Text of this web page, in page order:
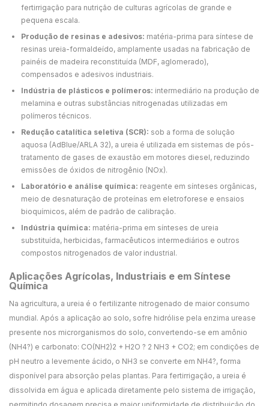
fertirrigação para nutrição de culturas agrícolas de grande e
pequena escala.
Produção de resinas e adesivos: matéria-prima para síntese de
resinas ureia-formaldeído, amplamente usadas na fabricação de
painéis de madeira reconstituída (MDF, aglomerado),
compensados e adesivos industriais.
Indústria de plásticos e polímeros: intermediário na produção de
melamina e outras substâncias nitrogenadas utilizadas em
polímeros técnicos.
Redução catalítica seletiva (SCR): sob a forma de solução
aquosa (AdBlue/ARLA 32), a ureia é utilizada em sistemas de pós-
tratamento de gases de exaustão em motores diesel, reduzindo
emissões de óxidos de nitrogênio (NOx).
Laboratório e análise química: reagente em sínteses orgânicas,
meio de desnaturação de proteínas em eletroforese e ensaios
bioquímicos, além de padrão de calibração.
Indústria química: matéria-prima em sínteses de ureia
substituída, herbicidas, farmacêuticos intermediários e outros
compostos nitrogenados de valor industrial.
Aplicações Agrícolas, Industriais e em Síntese
Química
Na agricultura, a ureia é o fertilizante nitrogenado de maior consumo
mundial. Após a aplicação ao solo, sofre hidrólise pela enzima urease
presente nos microrganismos do solo, convertendo-se em amônio
(NH4?) e carbonato: CO(NH2)2 + H2O ? 2 NH3 + CO2; em condições de
pH neutro a levemente ácido, o NH3 se converte em NH4?, forma
disponível para absorção pelas plantas. Para fertirrigação, a ureia é
dissolvida em água e aplicada diretamente pelo sistema de irrigação,